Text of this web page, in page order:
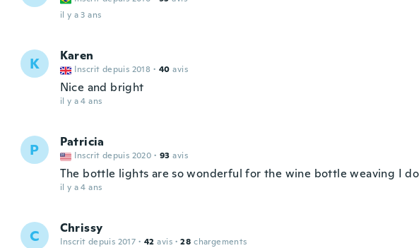
il y a 3 ans
K Karen
Inscrit depuis 2018 · 40 avis
Nice and bright
il y a 4 ans
P Patricia
Inscrit depuis 2020 · 93 avis
The bottle lights are so wonderful for the wine bottle weaving I
il y a 4 ans
C Chrissy
Inscrit depuis 2017 · 42 avis · 28 chargements